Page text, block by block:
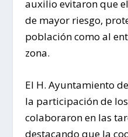
auxilio evitaron que
de mayor riesgo,
población como al
zona.
El H. Ayuntamiento
la participación de
colaboraron en las
destacando que la